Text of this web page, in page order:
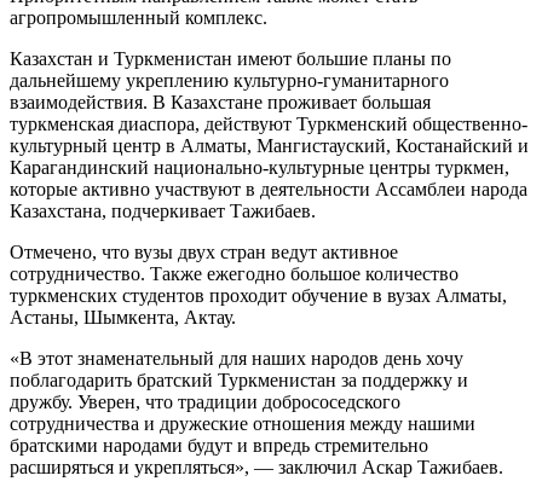
агропромышленный комплекс.
Казахстан и Туркменистан имеют большие планы по
дальнейшему укреплению культурно-гуманитарного
взаимодействия. В Казахстане проживает большая
туркменская диаспора, действуют Туркменский общественно-
культурный центр в Алматы, Мангистауский, Костанайский и
Карагандинский национально-культурные центры туркмен,
которые активно участвуют в деятельности Ассамблеи народа
Казахстана, подчеркивает Тажибаев.
Отмечено, что вузы двух стран ведут активное
сотрудничество. Также ежегодно большое количество
туркменских студентов проходит обучение в вузах Алматы,
Астаны, Шымкента, Актау.
«В этот знаменательный для наших народов день хочу
поблагодарить братский Туркменистан за поддержку и
дружбу. Уверен, что традиции добрососедского
сотрудничества и дружеские отношения между нашими
братскими народами будут и впредь стремительно
расширяться и укрепляться», — заключил Аскар Тажибаев.